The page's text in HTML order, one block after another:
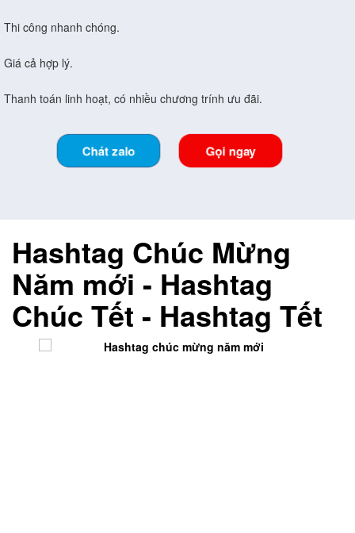
Thi công nhanh chóng.
Giá cả hợp lý.
Thanh toán linh hoạt, có nhiều chương trính ưu đãi.
Chát zalo Gọi ngay
Hashtag Chúc Mừng
Năm mới - Hashtag
Chúc Tết - Hashtag Tết